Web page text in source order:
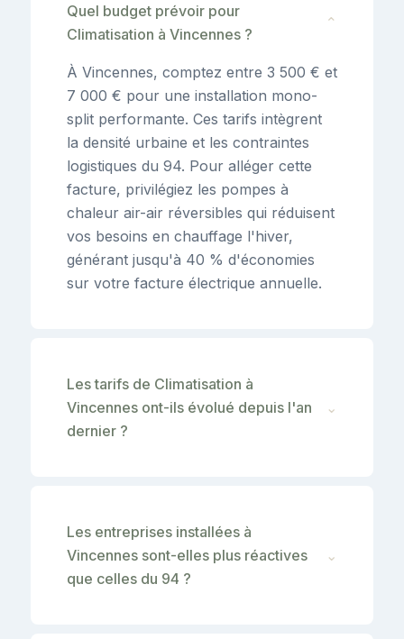
Quel budget prévoir pour
Climatisation à Vincennes ?
⌄
À Vincennes, comptez entre 3 500 € et
7 000 € pour une installation mono-
split performante. Ces tarifs intègrent
la densité urbaine et les contraintes
logistiques du 94. Pour alléger cette
facture, privilégiez les pompes à
chaleur air-air réversibles qui réduisent
vos besoins en chauffage l'hiver,
générant jusqu'à 40 % d'économies
sur votre facture électrique annuelle.
Les tarifs de Climatisation à
Vincennes ont-ils évolué depuis l'an
dernier ?
⌄
Les entreprises installées à
Vincennes sont-elles plus réactives
que celles du 94 ?
⌄